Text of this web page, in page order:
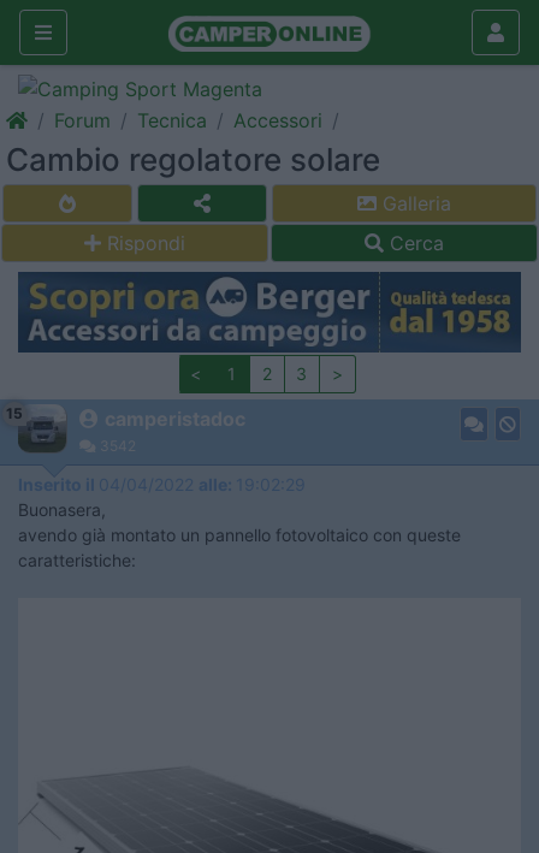
Forum Tecnica Accessori
Cambio regolatore solare
Galleria
Rispondi
Cerca
< 1 2 3 >
15 camperistadoc
3542
Inserito il 04/04/2022 alle: 19:02:29
Buonasera,
avendo già montato un pannello fotovoltaico con queste
caratteristiche: